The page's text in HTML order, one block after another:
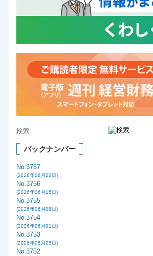
バックナンバー
No.3757
(2026年06月22日)
No.3756
(2026年06月15日)
No.3755
(2026年06月08日)
No.3754
(2026年06月01日)
No.3753
(2026年05月25日)
No.3752